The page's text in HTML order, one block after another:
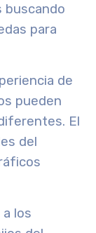
buscando
para
de
pueden
El
del
los